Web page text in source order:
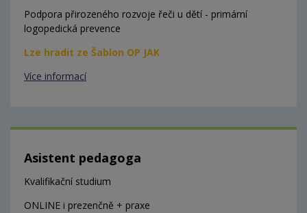
Podpora přirozeného rozvoje řeči u dětí - primární
logopedická prevence
Lze hradit ze Šablon OP JAK
Více informací
Asistent pedagoga
Kvalifikační studium
ONLINE i prezenčně + praxe